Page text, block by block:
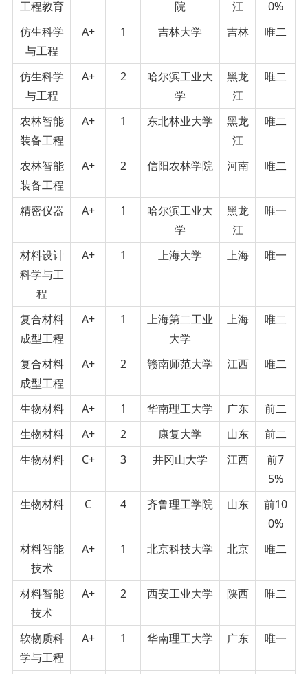
工程教育 院 江
0%
仿生科学
与工程
A+ 1 吉林大学 吉林 唯二
仿生科学
与工程
A+ 2
哈尔滨工业大
学
黑龙
江
唯二
农林智能
装备工程
A+ 1 东北林业大学
黑龙
江
唯二
农林智能
装备工程
A+ 2 信阳农林学院 河南 唯二
精密仪器 A+ 1
哈尔滨工业大
学
黑龙
江
唯一
材料设计
科学与工
程
A+ 1 上海大学 上海 唯一
复合材料
成型工程
A+ 1
上海第二工业
大学
上海 唯二
复合材料
成型工程
A+ 2 赣南师范大学 江西 唯二
生物材料 A+ 1 华南理工大学 广东
前二
生物材料
A+ 2 康复大学 山东
前二
生物材料
C+ 3 井冈山大学 江西
前7
5%
生物材料
C 4 齐鲁理工学院 山东
前10
0%
材料智能
技术
A+ 1 北京科技大学 北京 唯二
材料智能
技术
A+ 2 西安工业大学 陕西 唯二
软物质科
学与工程
A+ 1 华南理工大学 广东 唯一